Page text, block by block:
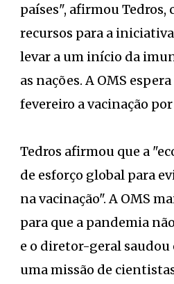
países", afirmou Tedros,
recursos para a
levar a um início da
as nações. A OMS
fevereiro a vacinação
Tedros afirmou que a
de esforço global para
na vacinação". A OMS
para que a pandemia
e o diretor-geral saudou
uma missão de